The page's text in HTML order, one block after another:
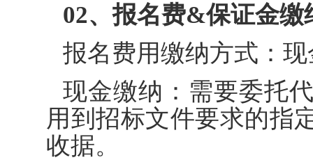
02、报名费&保证金缴
报名费用缴纳方式：
现金缴纳：需要委托
用到招标文件要求的指
收据。